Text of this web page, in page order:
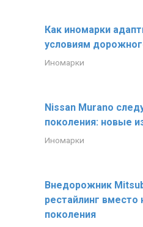
Как иномарки
условиям
Иномарки
Nissan Murano
поколения: новые
Иномарки
Внедорожник
рестайлинг вместо
поколения